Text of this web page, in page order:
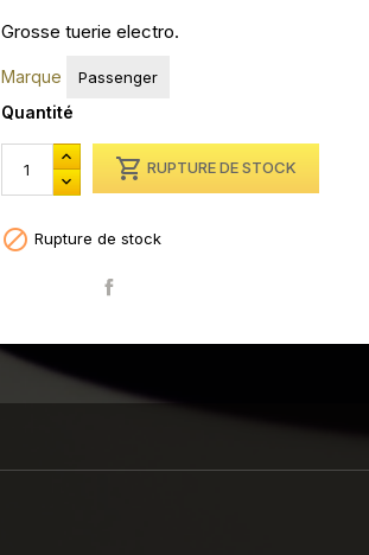
Grosse tuerie electro.
Marque Passenger
Quantité
 RUPTURE DE STOCK
 Rupture de stock